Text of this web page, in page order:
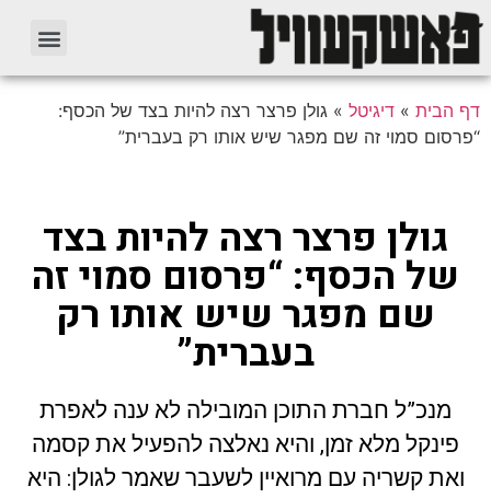
דף הבית » דיגיטל » גולן פרצר רצה להיות בצד של הכסף:
“פרסום סמוי זה שם מפגר שיש אותו רק בעברית”
גולן פרצר רצה להיות בצד
של הכסף: “פרסום סמוי זה
שם מפגר שיש אותו רק
בעברית”
מנכ”ל חברת התוכן המובילה לא ענה לאפרת
פינקל מלא זמן, והיא נאלצה להפעיל את קסמה
ואת קשריה עם מרואיין לשעבר שאמר לגולן: היא